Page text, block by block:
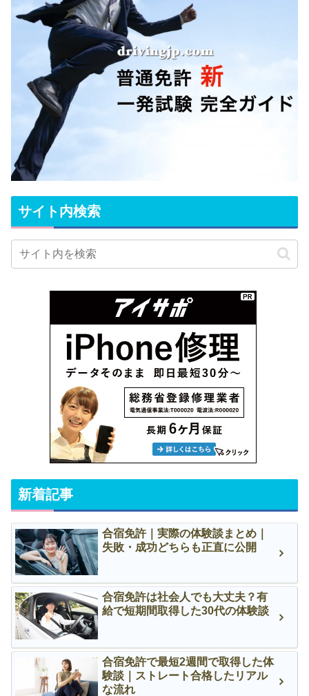
サイト内検索
新着記事
合宿免許｜実際の体験談まとめ｜
失敗・成功どちらも正直に公開
合宿免許は社会人でも大丈夫？有
給で短期間取得した30代の体験談
合宿免許で最短2週間で取得した体
験談｜ストレート合格したリアル
な流れ